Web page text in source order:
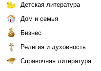
Детская литература
Дом и семья
Бизнес
Религия и духовность
Справочная литература